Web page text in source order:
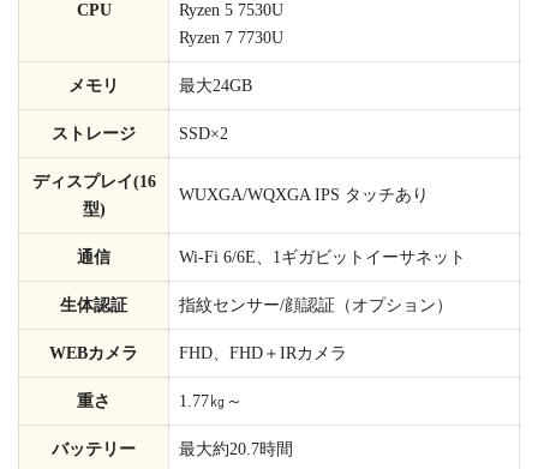
CPU
Ryzen 5 7530U
Ryzen 7 7730U
メモリ 最大24GB
ストレージ SSD×2
ディスプレイ(16
型)
WUXGA/WQXGA IPS タッチあり
通信 Wi-Fi 6/6E、1ギガビットイーサネット
生体認証 指紋センサー/顔認証（オプション）
WEBカメラ FHD、FHD＋IRカメラ
重さ 1.77㎏～
バッテリー 最大約20.7時間